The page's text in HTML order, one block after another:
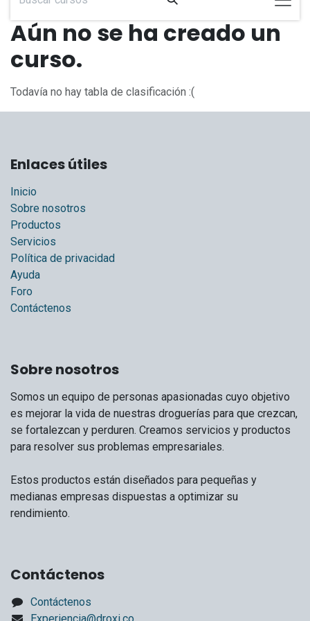
Todavía no hay tabla de clasificación :(
Aún no se ha creado un
curso.
Enlaces útiles
Inicio
Sobre nosotros
Productos
Servicios
Política de privacidad
Ayuda
Foro
Contáctenos
Sobre nosotros
Somos un equipo de personas apasionadas cuyo objetivo
es mejorar la vida de nuestras droguerías para que crezcan,
se fortalezcan y perduren. Creamos servicios y productos
para resolver sus problemas empresariales.
Estos productos están diseñados para pequeñas y
medianas empresas dispuestas a optimizar su
rendimiento.
Contáctenos
Contáctenos
Experiencia@droxi.co